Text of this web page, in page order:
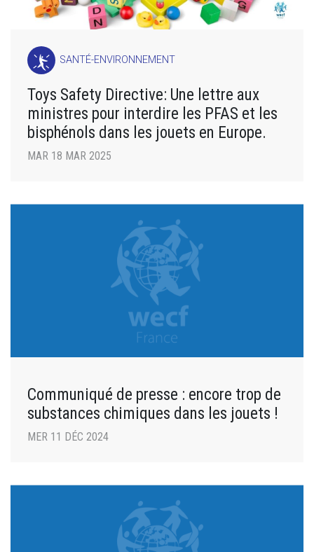
SANTÉ-ENVIRONNEMENT
Toys Safety Directive: Une lettre aux
ministres pour interdire les PFAS et les
bisphénols dans les jouets en Europe.
MAR 18 MAR 2025
Communiqué de presse : encore trop de
substances chimiques dans les jouets !
MER 11 DÉC 2024